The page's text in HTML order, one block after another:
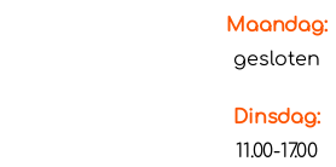
Maandag:
gesloten
Dinsdag:
11.00-17.00